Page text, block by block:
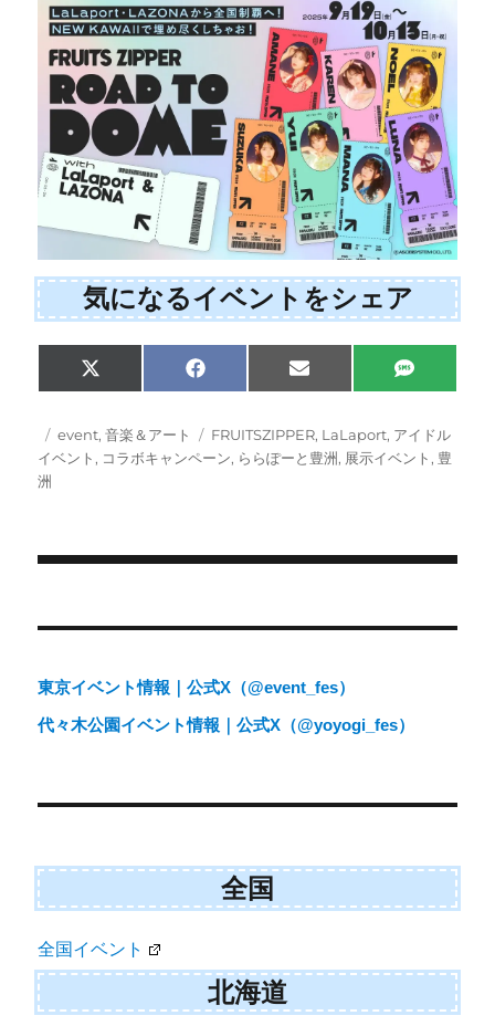
気になるイベントをシェア
Share
on
X
(
w
i
Share
on
F
a
e
o
Share
on
E
m
i
Share
on
S
M
投
稿
日:
カ
テ
event,音楽＆アート
タ
グ
FRUITSZIPPER, LaLaport, アイドル
イベント, コラボキャンペーン, ららぽーと豊洲, 展示イベント, 豊
洲
稿
ナ
ビ
ー
ョ
東京イベント情報｜公式X（@event_fes）
代々木公園イベント情報｜公式X（@yoyogi_fes）
全国
全国イベント
北海道